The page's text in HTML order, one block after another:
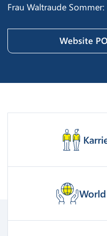
Frau Waltraude Sommer:
Website